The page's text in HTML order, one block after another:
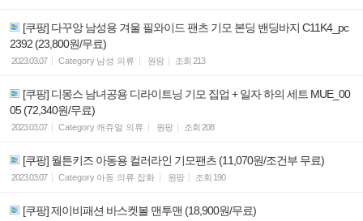
[쿠팡] 다꾸앙 남성용 겨울 필와이드 팬츠 기모 본딩 밴딩바지 C11K4_pc
2392 (23,800원/무료)
2023.03.07 Category 남성 의류 원팡 조회 213
[쿠팡] 디몽스 남녀공용 디라이트닝 기모 집업 + 일자 하의 세트 MUE_00
05 (72,340원/무료)
2023.03.07 Category 캐쥬얼 의류 원팡 조회 208
[쿠팡] 월튼키즈 아동용 컬러라인 기모팬츠 (11,070원/조건부 무료)
2023.03.07 Category 아동 의류 잡화 원팡 조회 190
[쿠팡] 제이비패션 바스켓볼 맨투맨 (18,900원/무료)